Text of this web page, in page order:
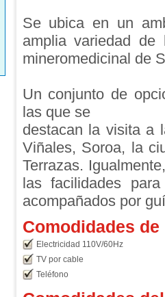
Se ubica en un
amplia variedad
mineromedicinal de
Un conjunto de
las que se
destacan la visita a
Viñales, Soroa, la
Terrazas.
las facilidades
acompañados por
Comodidades
Electricidad 110V/60Hz
TV por cable
Teléfono